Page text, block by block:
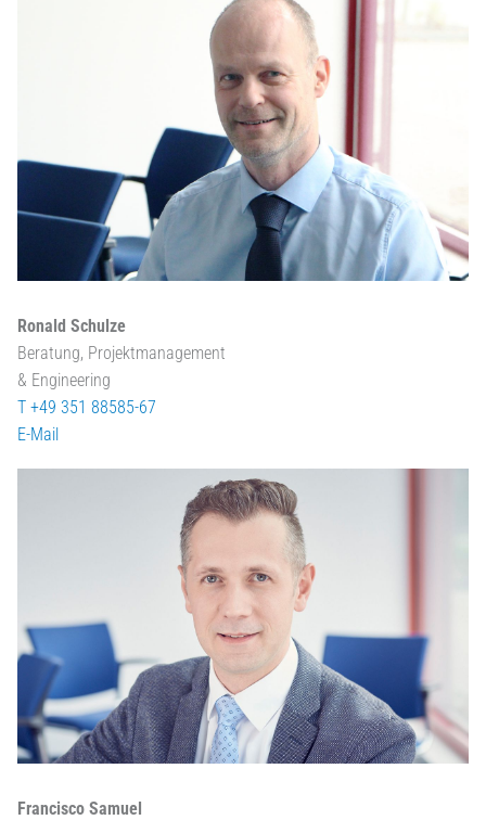
Ronald Schulze
Beratung, Projektmanagement
& Engineering
T +49 351 88585-67
E-Mail
Francisco Samuel